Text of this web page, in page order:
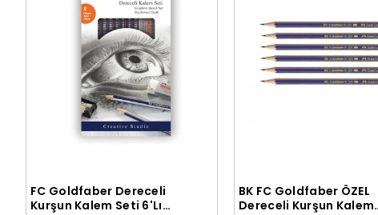
Sepete Ekle
FC Goldfaber Dereceli
Kurşun Kalem Seti 6'Lı
Sepete Ekle
BK FC Goldfaber ÖZEL
Dereceli Kurşun Kalem